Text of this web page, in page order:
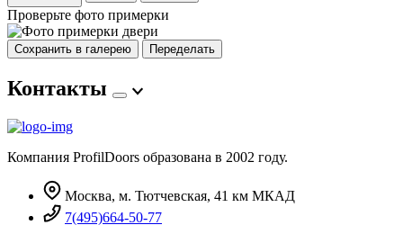
Проверьте фото примерки
Сохранить в галерею Переделать
Контакты
Компания ProfilDoors образована в 2002 году.
Москва, м. Тютчевская, 41 км МКАД
7(495)664-50-77